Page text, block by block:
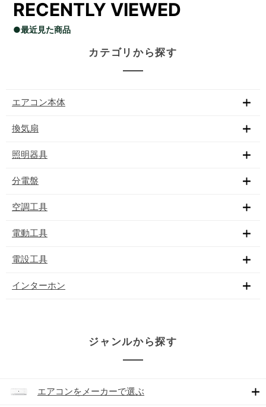
RECENTLY VIEWED
●最近見た商品
カテゴリから探す
エアコン本体
換気扇
照明器具
分電盤
空調工具
電動工具
電設工具
インターホン
ジャンルから探す
エアコンをメーカーで選ぶ